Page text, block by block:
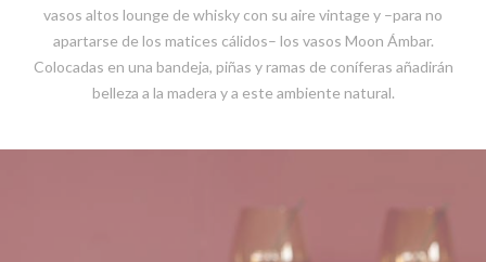
vasos altos lounge de whisky con su aire vintage y –para no
apartarse de los matices cálidos– los vasos Moon Ámbar.
Colocadas en una bandeja, piñas y ramas de coníferas añadirán
belleza a la madera y a este ambiente natural.